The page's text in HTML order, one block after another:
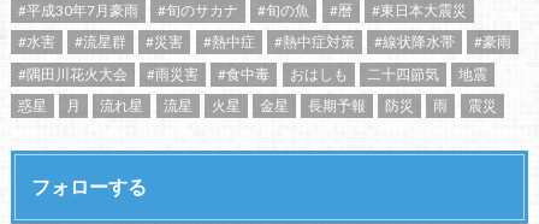
#平成30年7月豪雨
#旬のサカナ #旬の魚 #暦
#東日本大震災
#水害
#流星群 #災害 #熱中症 #熱中症対策 #線状降水帯
#豪雨
#隅田川花火大会
#雨災害 #食中毒 おはしも 二十四節気
地震
惑星
月 流れ星 流星 火星 金星 長期予報 防災 雨 震災
フォローする